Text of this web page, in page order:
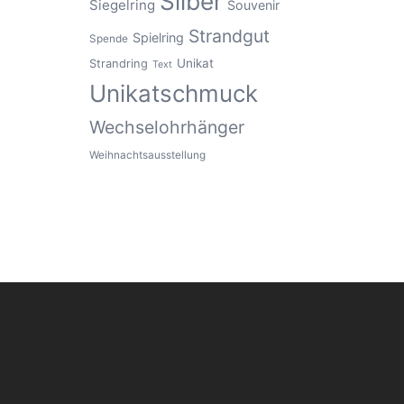
Siegelring Souvenir
Spende Spielring Strandgut
Strandring Text Unikat
Unikatschmuck
Wechselohrhänger
Weihnachtsausstellung